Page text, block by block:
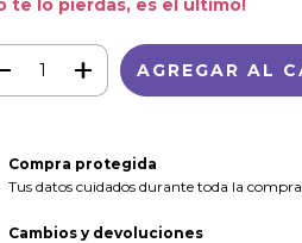
te lo pierdas, es el último!
Compra protegida
Tus datos cuidados durante toda la compra.
Cambios y devoluciones